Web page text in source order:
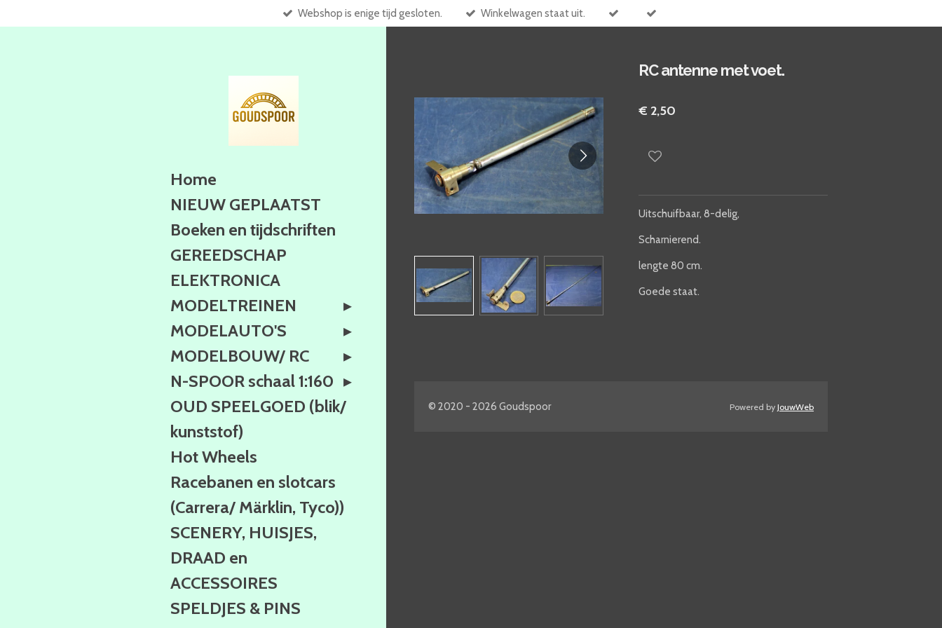
direct
Webshop is enige tijd gesloten. Winkelwagen staat uit.
RC antenne met voet.
€ 2,50
Uitschuifbaar, 8-delig,
Scharnierend.
lengte 80 cm.
Goede staat.
© 2020 - 2026 Goudspoor Powered byJouwWeb
Home
NIEUW GEPLAATST
Boeken en tijdschriften
GEREEDSCHAP
ELEKTRONICA
MODELTREINEN
MODELAUTO'S
MODELBOUW/ RC
N-SPOOR schaal 1:160
OUD SPEELGOED (blik/
kunststof)
Hot Wheels
Racebanen en slotcars
(Carrera/ Märklin, Tyco))
SCENERY, HUISJES,
DRAAD en
ACCESSOIRES
SPELDJES & PINS